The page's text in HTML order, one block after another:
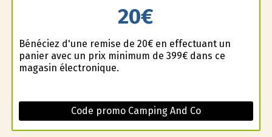
20€
Bénéficiez d'une remise de 20€ en effectuant un
panier avec un prix minimum de 399€ dans ce
magasin électronique.
Code promo Camping And Co